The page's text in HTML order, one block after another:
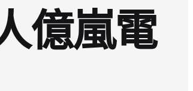
億嵐電